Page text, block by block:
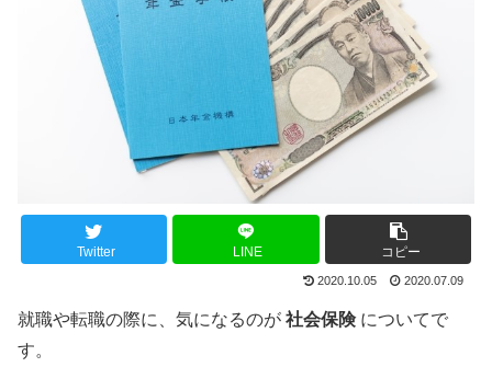
Twitter LINE コピー
2020.10.05 2020.07.09
就職や転職の際に、気になるのが 社会保険についてで
す。